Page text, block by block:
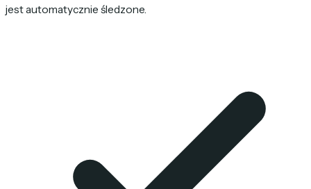
jest automatycznie śledzone.